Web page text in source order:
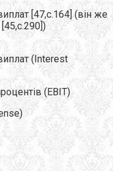
[47,c.164] (він же
(Interest
(EBIT)